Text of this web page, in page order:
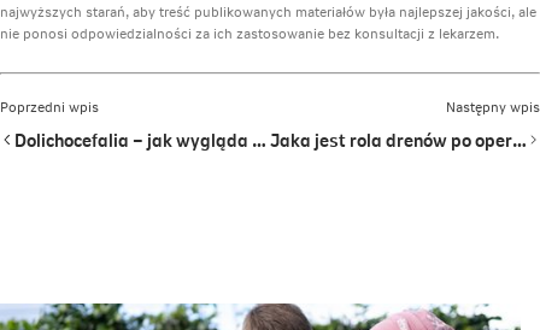
najwyższych starań, aby treść publikowanych materiałów była najlepszej jakości, ale
nie ponosi odpowiedzialności za ich zastosowanie bez konsultacji z lekarzem.
Poprzedni wpis
Dolichocefalia – jak wygląda i czym może być spowodowana?
Następny wpis
Jaka jest rola drenów po operacji? Jak prawidłowo się z nimi obchodzić?